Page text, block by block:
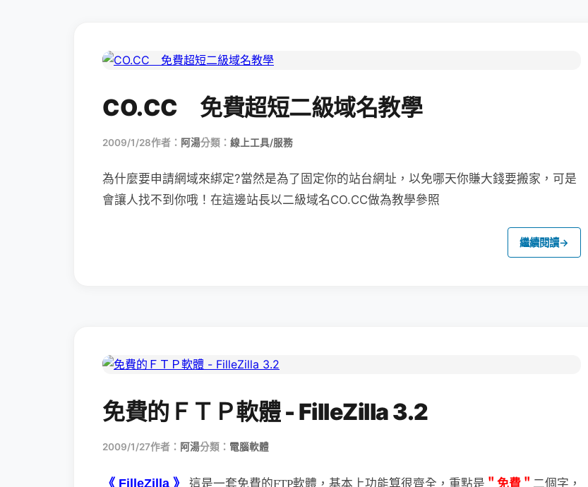
CO.CC 免費超短二級域名教學
2009/1/28作者： 阿湯分類： 線上工具/服務
為什麼要申請網域來綁定?當然是為了固定你的站台網址，以免哪天你賺大錢要搬家，可是
會讓人找不到你哦！在這邊站長以二級域名CO.CC做為教學參照
繼續閱讀→
免費的ＦＴＰ軟體 - FilleZilla 3.2
2009/1/27作者： 阿湯分類： 電腦軟體
《 FilleZilla 》 這是一套免費的FTP軟體，基本上功能算很齊全，重點是 ＂免費＂ 二個字，